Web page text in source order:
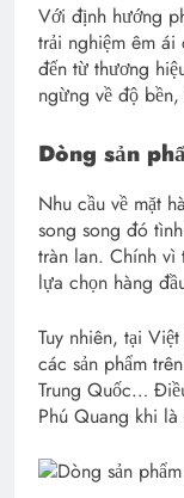
Với định hướng
trải nghiệm êm
đến từ thương
ngừng về độ
Dòng sản
Nhu cầu về mặt
song song đó
tràn lan. Chính vì
lựa chọn hàng
Tuy nhiên, tại
các sản phẩm
Trung Quốc…
Phú Quang khi